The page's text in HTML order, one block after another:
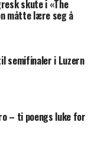
skute i «The
måtte lære seg å
semifinaler i Luzern
– ti poengs luke for